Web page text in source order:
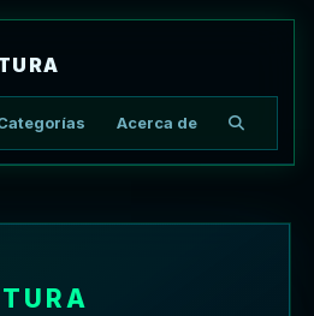
Acerca de Buscar